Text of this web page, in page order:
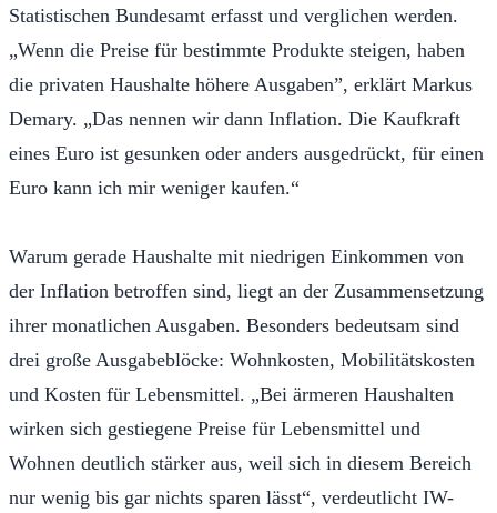
Statistischen Bundesamt erfasst und verglichen werden.
„Wenn die Preise für bestimmte Produkte steigen, haben
die privaten Haushalte höhere Ausgaben”, erklärt Markus
Demary. „Das nennen wir dann Inflation. Die Kaufkraft
eines Euro ist gesunken oder anders ausgedrückt, für einen
Euro kann ich mir weniger kaufen.“
Warum gerade Haushalte mit niedrigen Einkommen von
der Inflation betroffen sind, liegt an der Zusammensetzung
ihrer monatlichen Ausgaben. Besonders bedeutsam sind
drei große Ausgabeblöcke: Wohnkosten, Mobilitätskosten
und Kosten für Lebensmittel. „Bei ärmeren Haushalten
wirken sich gestiegene Preise für Lebensmittel und
Wohnen deutlich stärker aus, weil sich in diesem Bereich
nur wenig bis gar nichts sparen lässt“, verdeutlicht IW-